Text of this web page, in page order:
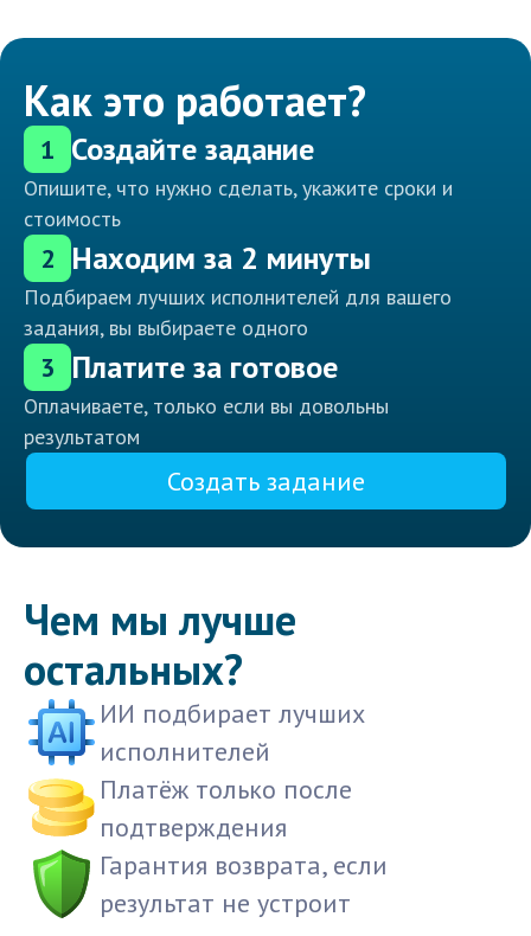
Как это работает?
1 Создайте задание
Опишите, что нужно сделать, укажите сроки и
стоимость
2 Находим за 2 минуты
Подбираем лучших исполнителей для вашего
задания, вы выбираете одного
3 Платите за готовое
Оплачиваете, только если вы довольны
результатом
Создать задание
Чем мы лучше
остальных?
ИИ подбирает лучших
исполнителей
Платёж только после
подтверждения
Гарантия возврата, если
результат не устроит